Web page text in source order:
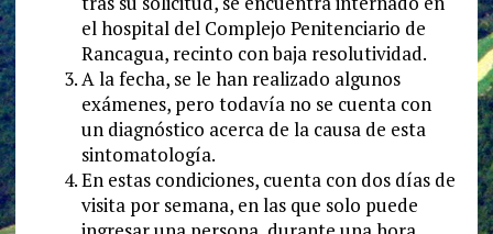
el hospital del Complejo Penitenciario de
Rancagua, recinto con baja resolutividad.
A la fecha, se le han realizado algunos
exámenes, pero todavía no se cuenta con
un diagnóstico acerca de la causa de esta
sintomatología.
En estas condiciones, cuenta con dos días de
visita por semana, en las que solo puede